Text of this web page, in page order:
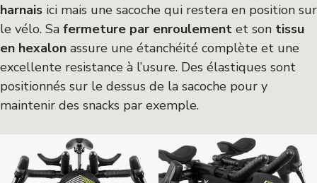
harnais ici mais une sacoche qui restera en position sur
le vélo. Sa fermeture par enroulement et son tissu
en hexalon assure une étanchéité complète et une
excellente resistance à l’usure. Des élastiques sont
positionnés sur le dessus de la sacoche pour y
maintenir des snacks par exemple.